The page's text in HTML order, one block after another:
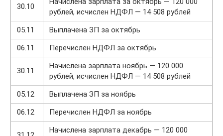
30.10
рублей, исчислен НДФЛ — 14 508 рублей
05.11
Выплачена ЗП за октябрь
06.11
Перечислен НДФЛ за октябрь
30.11
Начислена зарплата ноябрь — 120 000
рублей, исчислен НДФЛ — 14 508 рублей
05.12
Выплачена ЗП за ноябрь
06.12
Перечислен НДФЛ за ноябрь
Начислена зарплата декабрь — 120 000